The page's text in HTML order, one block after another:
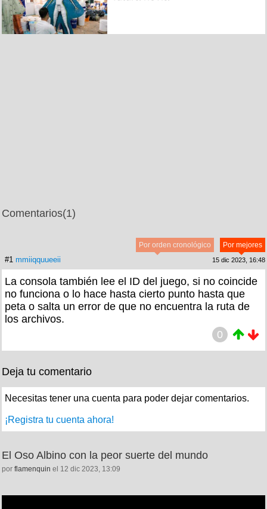
Comentarios(1)
Por mejores
Por orden cronológico
#1 mmiiqquueeii 15 dic 2023, 16:48
La consola también lee el ID del juego, si no coincide
no funciona o lo hace hasta cierto punto hasta que
peta o salta un error de que no encuentra la ruta de
los archivos.
0
Deja tu comentario
Necesitas tener una cuenta para poder dejar comentarios.
¡Registra tu cuenta ahora!
El Oso Albino con la peor suerte del mundo
por flamenquin el 12 dic 2023, 13:09